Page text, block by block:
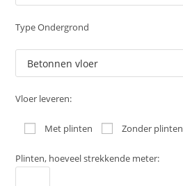
Type Ondergrond
Vloer leveren:
Met plinten Zonder plinten
Plinten, hoeveel strekkende meter: